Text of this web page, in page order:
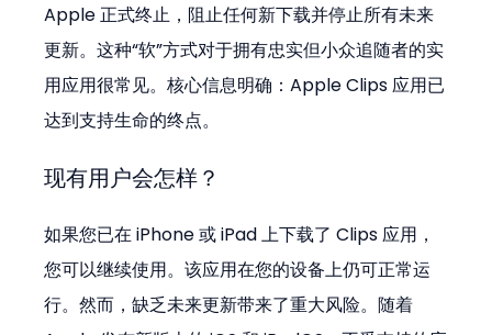
Apple 正式终止，阻止任何新下载并停止所有未来
更新。这种“软”方式对于拥有忠实但小众追随者的实
用应用很常见。核心信息明确：Apple Clips 应用已
达到支持生命的终点。
现有用户会怎样？
如果您已在 iPhone 或 iPad 上下载了 Clips 应用，
您可以继续使用。该应用在您的设备上仍可正常运
行。然而，缺乏未来更新带来了重大风险。随着